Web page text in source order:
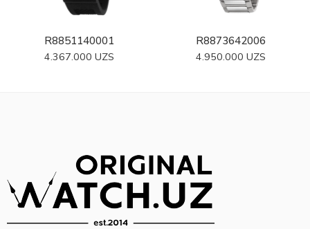
R8851140001
4.367.000 UZS
R8873642006
4.950.000 UZS